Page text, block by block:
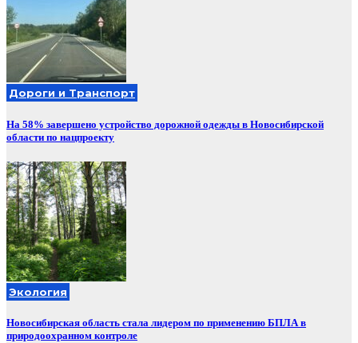
Дороги и Транспорт
На 58% завершено устройство дорожной одежды в Новосибирской
области по нацпроекту
Экология
Новосибирская область стала лидером по применению БПЛА в
природоохранном контроле